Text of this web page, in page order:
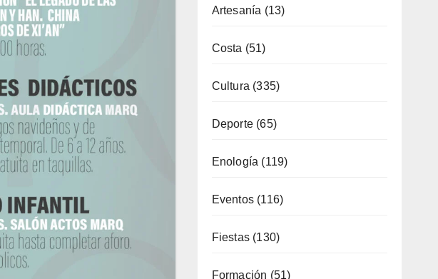
Cultura(335)
Deporte(65)
Enología(119)
Eventos (116)
Fiestas(130)
Formación (51)
Fotoperiodismo
Gastronomía(173)